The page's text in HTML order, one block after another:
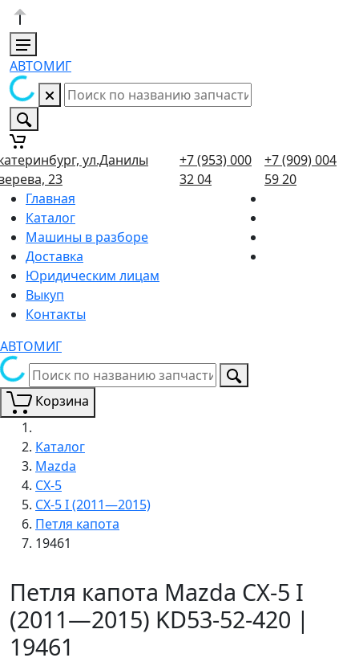
АВТОМИГ
ул.Данилы
23
+7 (953) 000
32 04
+7 (909) 004
59 20
Главная
Каталог
Машины в разборе
Доставка
Юридическим лицам
Выкуп
Контакты
АВТОМИГ
Корзина
Каталог
Mazda
CX-5
CX-5 I (2011—2015)
Петля капота
19461
Петля капота Mazda CX-5 I
(2011—2015) KD53-52-420 |
19461